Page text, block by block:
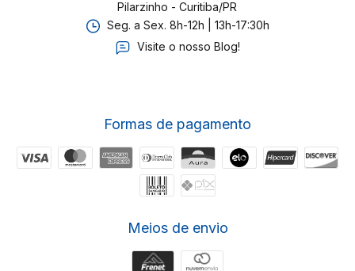
Pilarzinho - Curitiba/PR
Seg. a Sex. 8h-12h | 13h-17:30h
Visite o nosso Blog!
Formas de pagamento
Meios de envio